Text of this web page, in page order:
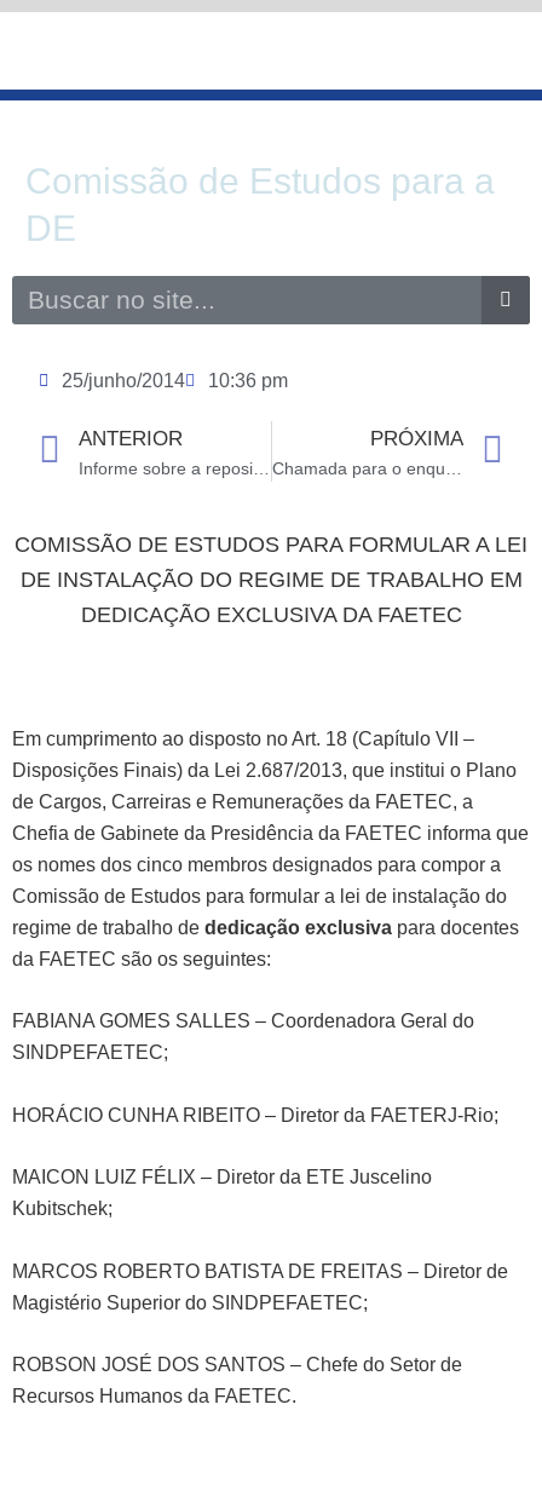
Ir
conteúdo
Comissão de Estudos para a
DE
25/junho/2014 10:36 pm
Prev
ANTERIOR PRÓXIMA
COMISSÃO DE ESTUDOS PARA FORMULAR A LEI
DE INSTALAÇÃO DO REGIME DE TRABALHO EM
DEDICAÇÃO EXCLUSIVA DA FAETEC
Em cumprimento ao disposto no Art. 18 (Capítulo VII –
Disposições Finais) da Lei 2.687/2013, que institui o Plano
de Cargos, Carreiras e Remunerações da FAETEC, a
Chefia de Gabinete da Presidência da FAETEC informa que
os nomes dos cinco membros designados para compor a
Comissão de Estudos para formular a lei de instalação do
regime de trabalho de dedicação exclusiva para docentes
da FAETEC são os seguintes:
FABIANA GOMES SALLES – Coordenadora Geral do
SINDPEFAETEC;
HORÁCIO CUNHA RIBEITO – Diretor da FAETERJ-Rio;
MAICON LUIZ FÉLIX – Diretor da ETE Juscelino
Kubitschek;
MARCOS ROBERTO BATISTA DE FREITAS – Diretor de
Magistério Superior do SINDPEFAETEC;
ROBSON JOSÉ DOS SANTOS – Chefe do Setor de
Recursos Humanos da FAETEC.